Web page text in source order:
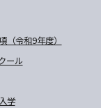
（令和9年度）
ール
学